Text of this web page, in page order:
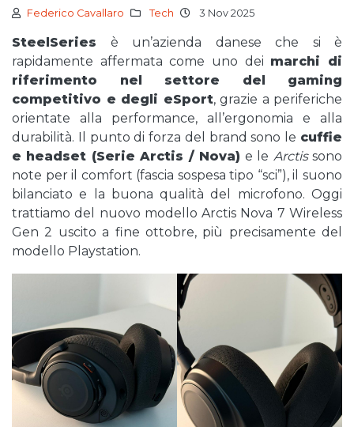
Federico Cavallaro Tech 3 Nov 2025
SteelSeries è un’azienda danese che si è
rapidamente affermata come uno dei marchi di
riferimento nel settore del gaming
competitivo e degli eSport, grazie a periferiche
orientate alla performance, all’ergonomia e alla
durabilità. Il punto di forza del brand sono le cuffie
e headset (Serie Arctis / Nova) e le Arctissono
note per il comfort (fascia sospesa tipo “sci”), il suono
bilanciato e la buona qualità del microfono. Oggi
trattiamo del nuovo modello Arctis Nova 7 Wireless
Gen 2 uscito a fine ottobre, più precisamente del
modello Playstation.